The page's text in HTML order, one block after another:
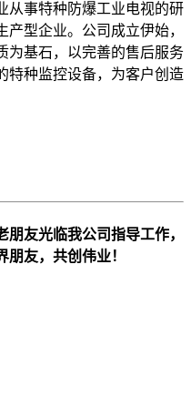
从事特种防爆工业电视的研
型企业。公司成立伊始，
为基石，以完善的售后服务
特种监控设备，为客户创造
友光临我公司指导工作，
友，共创伟业！